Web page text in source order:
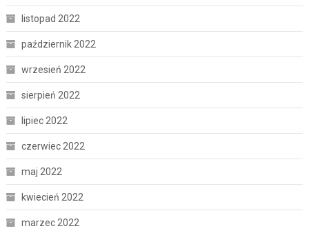
listopad 2022
październik 2022
wrzesień 2022
sierpień 2022
lipiec 2022
czerwiec 2022
maj 2022
kwiecień 2022
marzec 2022